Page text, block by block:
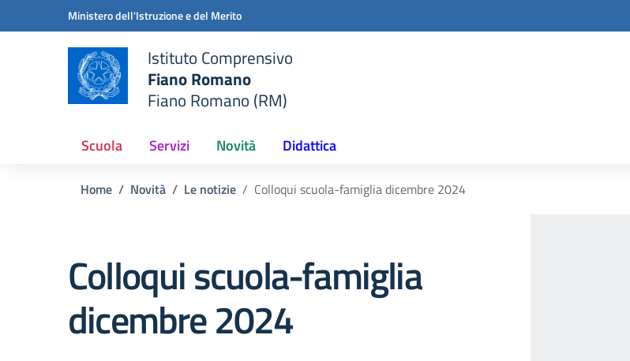
Vai ai contenuti
Vai al menu di navigazioneMinistero dell'Istruzione e del Merito
Istituto Comprensivo
Fiano Romano
Fiano Romano (RM)
Scuola Servizi Novità Didattica
Home Novità Le notizie Colloqui scuola-famiglia dicembre 2024
Colloqui scuola-famiglia
dicembre 2024